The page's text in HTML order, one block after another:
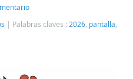
Palabras claves : 2026 pantalla